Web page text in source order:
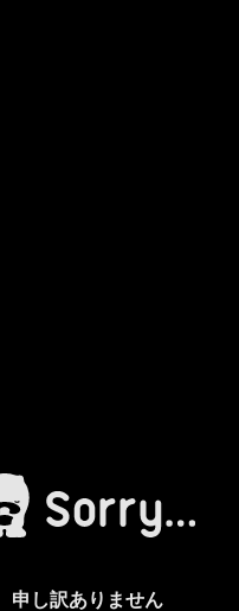
申し訳ありません